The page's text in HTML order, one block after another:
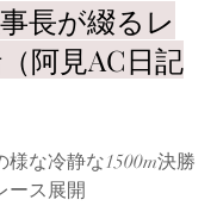
長が綴るレ
阿見AC日記
な冷静な1500m決勝
ース展開